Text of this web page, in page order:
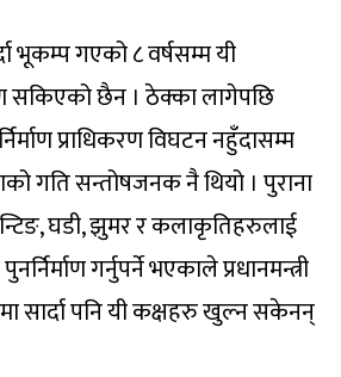
भूकम्प गएको ८ वर्षसम्म यी
सकिएको छैन । ठेक्का लागेपछि
प्राधिकरण विघटन नहुँदासम्म
गति सन्तोषजनक नै थियो । पुराना
घडी, झुमर र कलाकृतिहरुलाई
गर्नुपर्ने भएकाले प्रधानमन्त्री
सार्दा पनि यी कक्षहरु खुल्न सकेनन्